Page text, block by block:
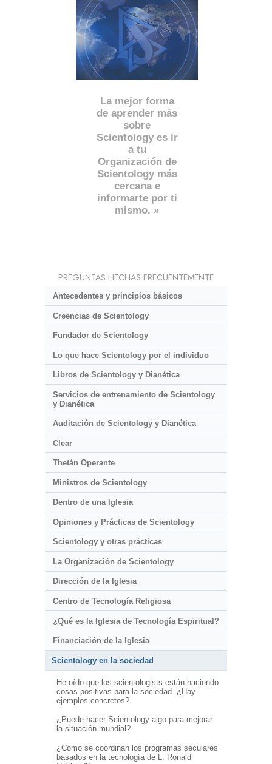
La mejor forma
de aprender más
sobre
Scientology es ir
a tu
Organización de
Scientology más
cercana e
informarte por ti
mismo. »
PREGUNTAS HECHAS FRECUENTEMENTE
Antecedentes y principios básicos
Creencias de Scientology
Fundador de Scientology
Lo que hace Scientology por el individuo
Libros de Scientology y Dianética
Servicios de entrenamiento de Scientology
y Dianética
Auditación de Scientology y Dianética
Clear
Thetán Operante
Ministros de Scientology
Dentro de una Iglesia
Opiniones y Prácticas de Scientology
Scientology y otras prácticas
La Organización de Scientology
Dirección de la Iglesia
Centro de Tecnología Religiosa
¿Qué es la Iglesia de Tecnología Espiritual?
Financiación de la Iglesia
Scientology en la sociedad
He oído que los scientologists están haciendo
cosas positivas para la sociedad. ¿Hay
ejemplos concretos?
¿Puede hacer Scientology algo para mejorar
la situación mundial?
¿Cómo se coordinan los programas seculares
basados en la tecnología de L. Ronald